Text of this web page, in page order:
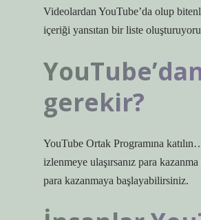
Videolardan YouTube’da olup
içeriği yansıtan bir liste
gerekir?
YouTube Ortak Programına
izlenmeye ulaşırsanız para
para kazanmaya başlayabilirsiniz.